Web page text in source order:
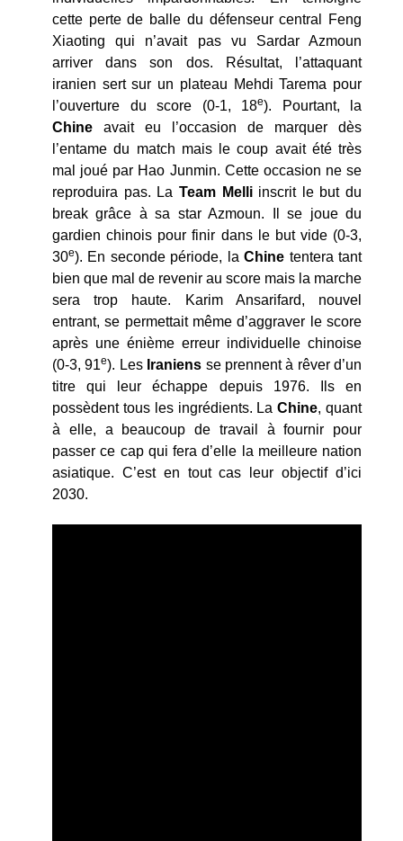
cette perte de balle du défenseur central Feng
Xiaoting qui n’avait pas vu Sardar Azmoun
arriver dans son dos. Résultat, l’attaquant
iranien sert sur un plateau Mehdi Tarema pour
l’ouverture du score (0-1, 18e). Pourtant, la
Chine avait eu l’occasion de marquer dès
l’entame du match mais le coup avait été très
mal joué par Hao Junmin. Cette occasion ne se
reproduira pas. La Team Melliinscrit le but du
break grâce à sa star Azmoun. Il se joue du
gardien chinois pour finir dans le but vide (0-3,
30e). En seconde période, laChine tentera tant
bien que mal de revenir au score mais la marche
sera trop haute. Karim Ansarifard, nouvel
entrant, se permettait même d’aggraver le score
après une énième erreur individuelle chinoise
(0-3, 91e). Les Iraniens se prennent à rêver d’un
titre qui leur échappe depuis 1976. Ils en
possèdent tous les ingrédients. LaChine, quant
à elle, a beaucoup de travail à fournir pour
passer ce cap qui fera d’elle la meilleure nation
asiatique. C’est en tout cas leur objectif d’ici
2030.